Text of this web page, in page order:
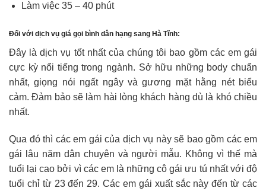
Làm việc 35 – 40 phút
Đối với dịch vụ giá gọi bình dân hạng sang Hà Tĩnh:
Đây là dịch vụ tốt nhất của chúng tôi bao gồm các em gái
cực kỳ nổi tiếng trong ngành. Sở hữu những body chuẩn
nhất, giọng nói ngất ngây và gương mặt hằng nét biểu
cảm. Đảm bảo sẽ làm hài lòng khách hàng dù là khó chiều
nhất.
Qua đó thì các em gái của dịch vụ này sẽ bao gồm các em
gái lâu năm dân chuyên và người mẫu. Không vì thế mà
tuổi lại cao bởi vì các em là những cô gái ưu tú nhất với độ
tuổi chỉ từ 23 đến 29. Các em gái xuất sắc này đến từ các